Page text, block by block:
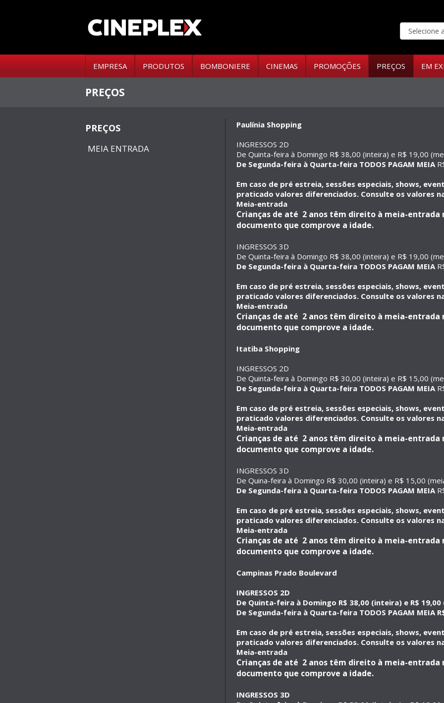
EMPRESA PRODUTOS BOMBONIERE CINEMAS PROMOÇÕES PREÇOS EM
PREÇOS
PREÇOS
MEIA ENTRADA
Paulínia Shopping
INGRESSOS 2D
De Quinta-feira à Domingo R$ 38,00 (inteira) e R$ 19,00
De Segunda-feira à Quarta-feira TODOS PAGAM MEIA
Em caso de pré estreia, sessões especiais, shows,
praticado valores diferenciados. Consulte os valores
Meia-entrada
Crianças de até 2 anos têm direito à meia-entrada
documento que comprove a idade.
INGRESSOS 3D
De Quinta-feira à Domingo R$ 38,00 (inteira) e R$ 19,00
De Segunda-feira à Quarta-feira TODOS PAGAM MEIA
Em caso de pré estreia, sessões especiais, shows,
praticado valores diferenciados. Consulte os valores
Meia-entrada
Crianças de até 2 anos têm direito à meia-entrada
documento que comprove a idade.
Itatiba Shopping
INGRESSOS 2D
De Quinta-feira à Domingo R$ 30,00 (inteira) e R$ 15,00
De Segunda-feira à Quarta-feira TODOS PAGAM MEIA
Em caso de pré estreia, sessões especiais, shows,
praticado valores diferenciados. Consulte os valores
Meia-entrada
Crianças de até 2 anos têm direito à meia-entrada
documento que comprove a idade.
INGRESSOS 3D
De Quina-feira à Domingo R$ 30,00 (inteira) e R$ 15,00
De Segunda-feira à Quarta-feira TODOS PAGAM MEIA
Em caso de pré estreia, sessões especiais, shows,
praticado valores diferenciados. Consulte os valores
Meia-entrada
Crianças de até 2 anos têm direito à meia-entrada
documento que comprove a idade.
Campinas Prado Boulevard
INGRESSOS 2D
De Quinta-feira à Domingo R$ 38,00 (inteira) e R$ 19,00
De Segunda-feira à Quarta-feira TODOS PAGAM MEIA
Em caso de pré estreia, sessões especiais, shows,
praticado valores diferenciados. Consulte os valores
Meia-entrada
Crianças de até 2 anos têm direito à meia-entrada
documento que comprove a idade.
INGRESSOS 3D